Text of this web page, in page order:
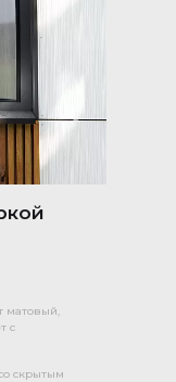
матовый,
с
скрытым